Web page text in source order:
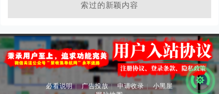
索过的新颖内容
必看说明 | 广告投放 | 申请收录 | 小黑屋